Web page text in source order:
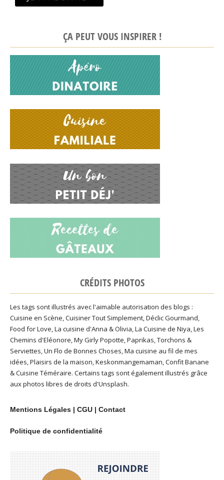
ÇA PEUT VOUS INSPIRER !
CRÉDITS PHOTOS
Les tags sont illustrés avec l'aimable autorisation des blogs :
Cuisine en Scène,Cuisiner Tout Simplement,Déclic Gourmand,
Food for Love,La cuisine d'Anna & Olivia,La Cuisine de Niya,Les
Chemins d'Eléonore,My Girly Popotte,Paprikas,Torchons &
Serviettes,Un Flo de Bonnes Choses,Ma cuisine au fil de mes
idées,Plaisirs de la maison,Keskonmangemaman,Confit Banane
&Cuisine Téméraire. Certains tags sont également illustrés grâce
aux photos libres de droits d'Unsplash.
Mentions Légales | CGU | Contact
Politique de confidentialité